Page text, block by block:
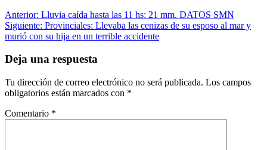
Navegación
de
Anterior: Lluvia caída hasta las 11 hs: 21 mm. DATOS SMN
Siguiente: Provinciales: Llevaba las cenizas de su esposo al mar y
murió con su hija en un terrible accidente
Deja una respuesta
Tu dirección de correo electrónico no será publicada. Los campos
obligatorios están marcados con *
Comentario *